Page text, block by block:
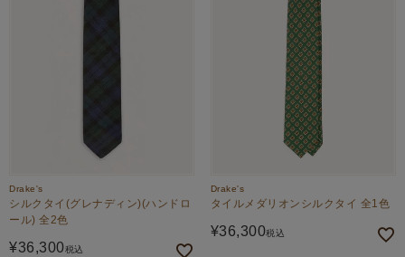
Drake's
シルクタイ(グレナディン)(ハンドロ
ール) 全2色
¥36,300税込
Drake's
タイルメダリオンシルクタイ 全1色
¥36,300税込